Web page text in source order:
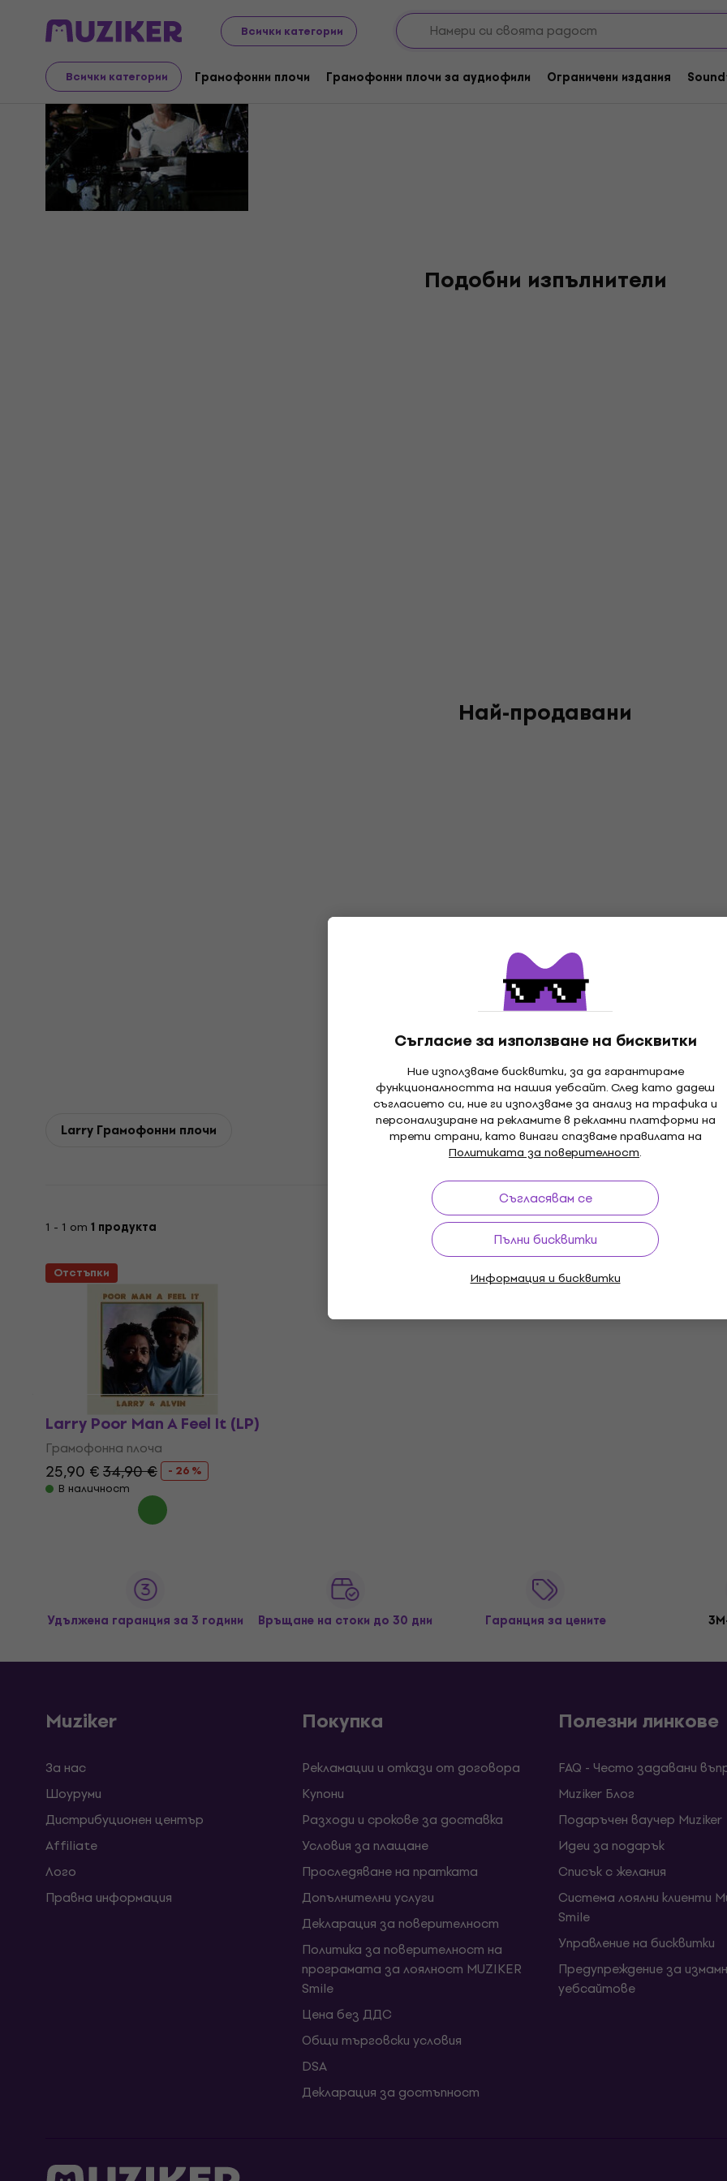
Всички категории
Всички категории Грамофонни плочи Грамофонни плочи за аудиофили Ограничени издания
Съгласие за използване на бисквитки
Ние използваме бисквитки, за да гарантираме
функционалността на нашия уебсайт. След като дадеш
съгласието си, ние ги използваме за анализ на трафика и
персонализиране на рекламите в рекламни платформи на
трети страни, като винаги спазваме правилата на
Политиката за поверителност.
Съгласявам се
Пълни бисквитки
Информация и бисквитки
Larry
Подобни изпълнители
Най-продавани
Larry Грамофонни плочи
1 - 1 от 1 продукта
Отстъпки
Larry Poor Man A Feel It (LP)
Грамофонна плоча
25,90 €34,90 €
- 26 %
В наличност
Удължена гаранция за 3 години Връщане на стоки до 30 дни Гаранция за цените
Muziker
За нас
Шоуруми
Дистрибуционен център
Affiliate
Лого
Правна информация
Покупка
Рекламации и откази от договора
Kупони
Разходи и срокове за доставка
Условия за плащане
Проследяване на пратката
Допълнителни услуги
Декларация за поверителност
Политика за поверителност на
програмата за лоялност MUZIKER
Smile
Цена без ДДС
Общи търговски условия
DSA
Декларация за достъпност
Полезни линкове
FAQ - Често задавани
Muziker Блог
Подаръчен ваучер Muziker
Идеи за подарък
Списък с желания
Система лоялни клиенти
Smile
Управление на бисквитки
Предупреждение за
уебсайтове